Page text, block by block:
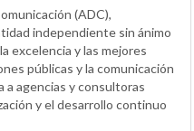
(ADC),
independiente sin ánimo
excelencia y las mejores
públicas y la comunicación
a agencias y consultoras
y el desarrollo continuo